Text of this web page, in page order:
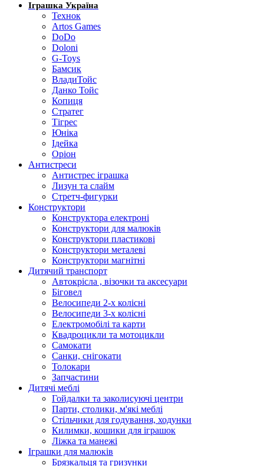
Іграшка Україна
Технок
Artos Games
DoDo
Doloni
G-Toys
Бамсик
ВладиТойс
Данко Тойс
Копиця
Стратег
Тігрес
Юніка
Ідейка
Оріон
Антистреси
Антистрес іграшка
Лизун та слайм
Стретч-фигурки
Конструктори
Конструктора електроні
Конструктори для малюків
Конструктори пластикові
Конструктори металеві
Конструктори магнітні
Дитячий транспорт
Автокрісла , візочки та аксесуари
Біговел
Велосипеди 2-х колісні
Велосипеди 3-х колісні
Електромобілі та карти
Квадроцикли та мотоцикли
Самокати
Санки, снігокати
Толокари
Запчастини
Дитячі меблі
Гойдалки та заколисуючі центри
Парти, столики, м'які меблі
Стільчики для годування, ходунки
Килимки, кошики для іграшок
Ліжка та манежі
Іграшки для малюків
Брязкальця та гризунки